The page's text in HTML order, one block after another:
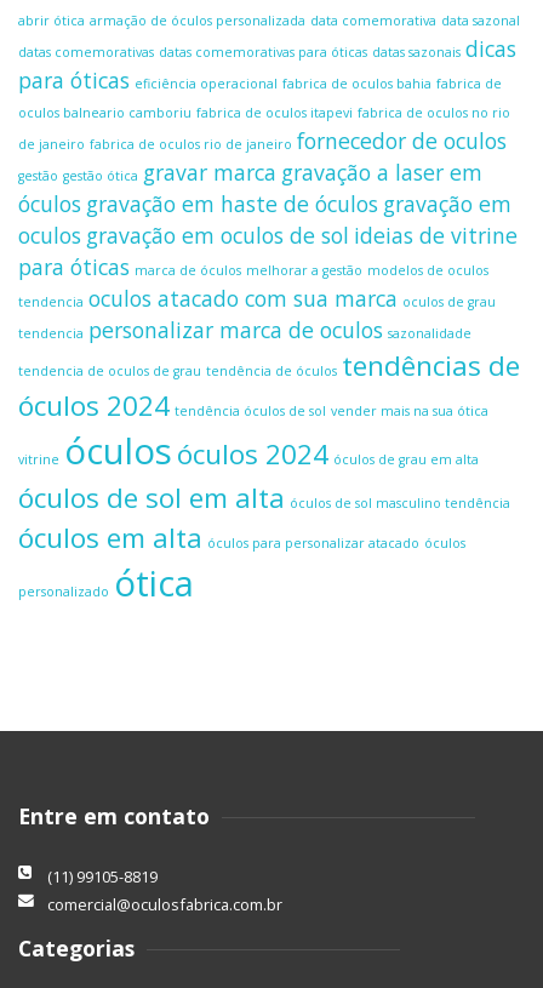
abrir ótica armação de óculos personalizada data comemorativa data sazonal
datas comemorativas datas comemorativas para óticas datas sazonais dicas
para óticas eficiência operacional fabrica de oculos bahia fabrica de
oculos balneario camboriu fabrica de oculos itapevi fabrica de oculos no rio
de janeiro fabrica de oculos rio de janeiro fornecedor de oculos
gestão gestão ótica gravar marca gravação a laser em
óculos gravação em haste de óculos gravação em
oculos gravação em oculos de sol ideias de vitrine
para óticas marca de óculos melhorar a gestão modelos de oculos
tendencia oculos atacado com sua marca oculos de grau
tendencia personalizar marca de oculos sazonalidade
tendencia de oculos de grau tendência de óculos tendências de
óculos 2024 tendência óculos de sol vender mais na sua ótica
vitrine óculosóculos 2024 óculos de grau em alta
óculos de sol em alta óculos de sol masculino tendência
óculos em alta óculos para personalizar atacado óculos
personalizado ótica
Entre em contato
(11) 99105-8819
comercial@oculosfabrica.com.br
Categorias